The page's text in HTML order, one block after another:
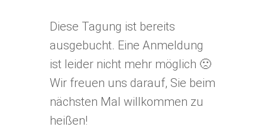
Diese Tagung ist bereits
ausgebucht. Eine Anmeldung
ist leider nicht mehr möglich 🙁
Wir freuen uns darauf, Sie beim
nächsten Mal willkommen zu
heißen!